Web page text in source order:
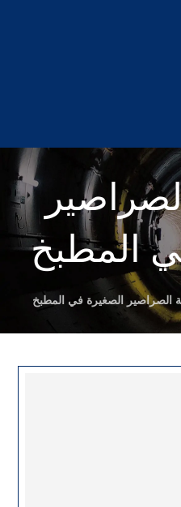
المطبخ
الصراصير الصغيرة في المطبخ